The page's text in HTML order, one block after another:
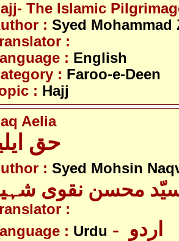
The Islamic
: Syed Mohammad
:
: English
: Faroo-e-Deen
: Hajj
Aelia
حق
: Syed Mohsin
محسن نقوی
:
: Urdu